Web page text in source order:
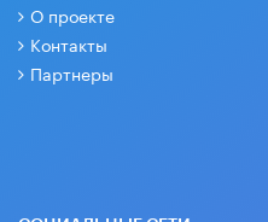
О проекте
Контакты
Партнеры